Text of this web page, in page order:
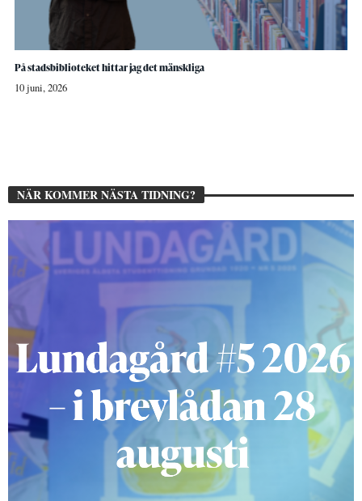
På stadsbiblioteket hittar jag det mänskliga
10 juni, 2026
NÄR KOMMER NÄSTA TIDNING?